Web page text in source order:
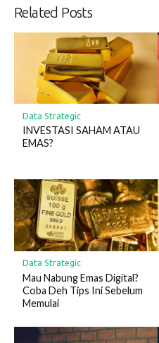
Related Posts
Data Strategic
INVESTASI SAHAM ATAU
EMAS?
Data Strategic
Mau Nabung Emas Digital?
Coba Deh Tips Ini Sebelum
Memulai